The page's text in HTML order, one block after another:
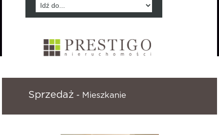
Sprzedaż - Mieszkanie